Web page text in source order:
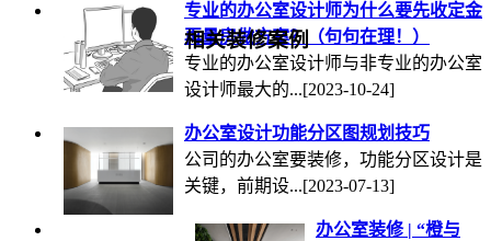
专业的办公室设计师为什么要先收定金
再量房做方案？（句句在理！）
专业的办公室设计师与非专业的办公室
设计师最大的...[2023-10-24]
办公室设计功能分区图规划技巧
公司的办公室要装修，功能分区设计是
关键，前期设...[2023-07-13]
办公室装修 | “橙与
相关装修案例